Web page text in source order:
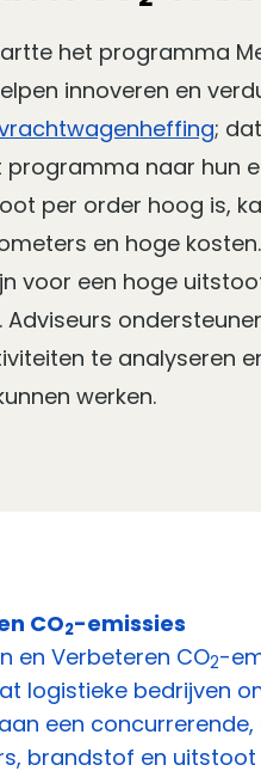
het programma
innoveren en
;
programma naar hun
per order hoog is,
en hoge
voor een hoge
te analyseren
werken.
CO2-emissies
en Verbeteren CO2-
logistieke bedrijven
een
brandstof en